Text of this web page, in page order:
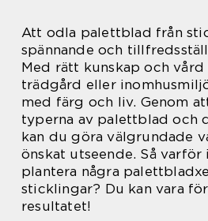
Att odla palettblad från
spännande och
Med rätt kunskap och vård
trädgård eller
med färg och liv. Genom
typerna av palettblad och
kan du göra välgrundade
önskat utseende. Så
plantera några
sticklingar? Du kan vara
resultatet!